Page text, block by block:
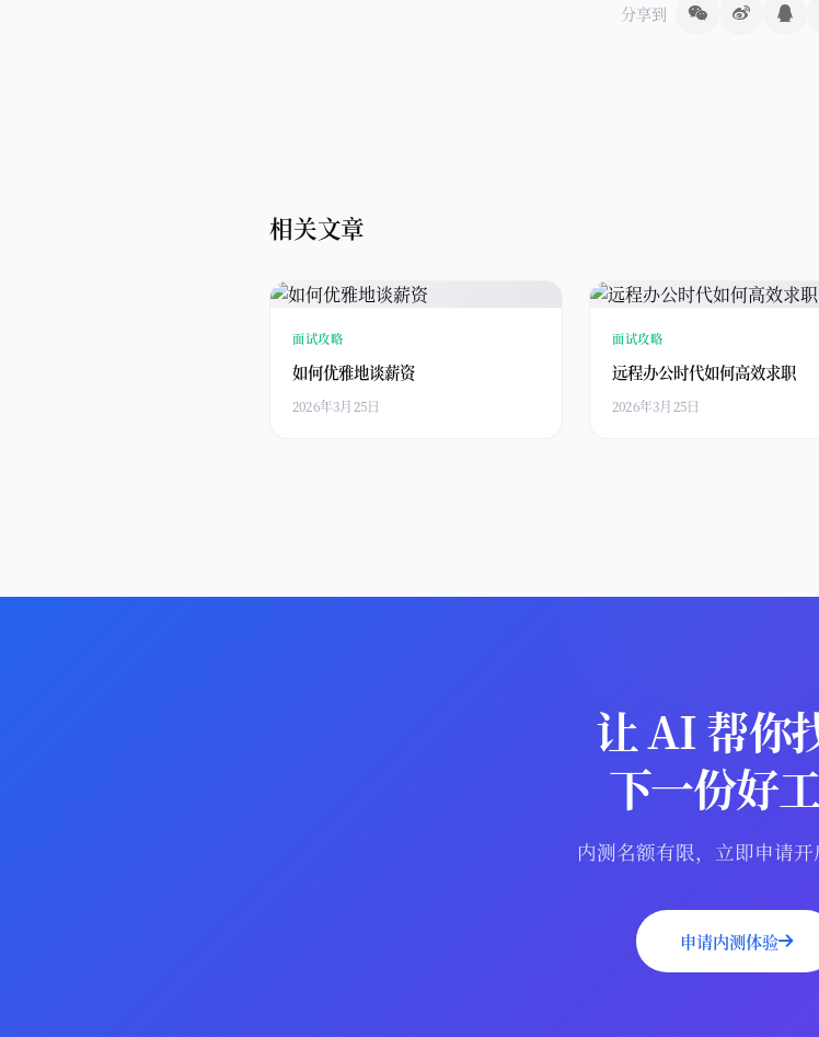
分享到
相关文章
面试攻略
如何优雅地谈薪资
2026年3月25日
面试攻略
远程办公时代如何高效求职
2026年3月25日
让 AI 帮你
下一份好
内测名额有限，立即申请
申请内测体验